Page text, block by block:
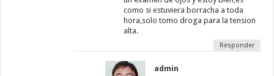
como si estuviera borracha a toda
hora,solo tomo droga para la tension
alta.
Responder
admin